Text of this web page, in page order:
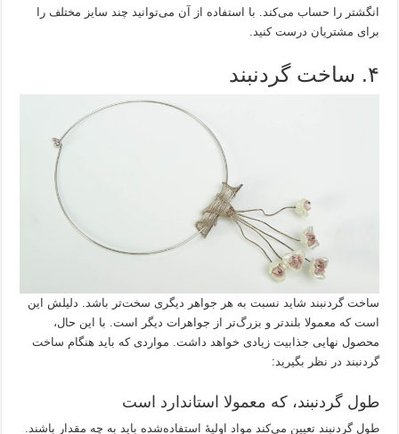
انگشتر را حساب می‌کند. با استفاده از آن می‌توانید چند سایز مختلف را
برای مشتریان درست کنید.
۴. ساخت گردنبند
ساخت گردنبند شاید نسبت به هر جواهر دیگری سخت‌تر باشد. دلیلش این
است که معمولا بلندتر و بزرگ‌تر از جواهرات دیگر است. با این‌ حال،
محصول نهایی جذابیت زیادی خواهد داشت. مواردی که باید هنگام ساخت
گردنبند در نظر بگیرید:
طول گردنبند، که معمولا استاندارد است
طول گردنبند تعیین می‌کند مواد اولیۀ استفاده‌شده باید به چه مقدار باشند.